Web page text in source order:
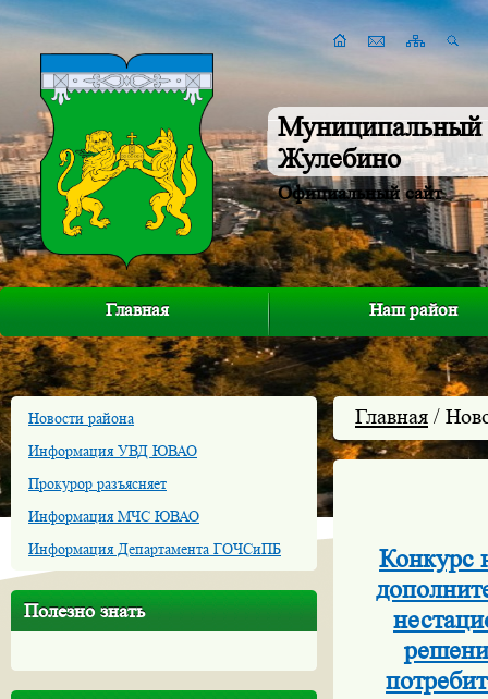
Муниципальный
Жулебино
Официальный сайт
Главная Наш район
Новости района
Информация УВД ЮВАО
Прокурор разъясняет
Информация МЧС ЮВАО
Информация Департамента ГОЧСиПБ
Полезно знать
Главная /
Конкурс